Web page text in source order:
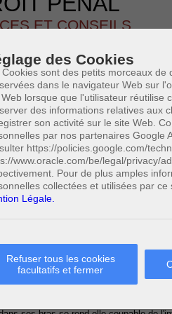
des Cookies
Cookies sont des petits morceaux
dans le navigateur Web sur
lorsque que l'utilisateur réutilise
des informations relatives aux
son activité sur le site Web.
par nos partenaires Google
https://policies.google.com/
www.oracle.com/be/legal/privacy/
Pour de plus amples
collectées et utilisées par
Légale.
Refuser tous les cookies
facultatifs et fermer
ET CONSEILS
PERMETTANT
LA FABRICATION,
STUPÉFIANTS?
DE VOUS